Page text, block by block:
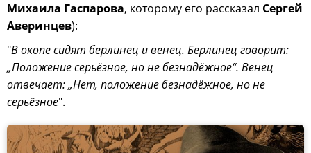
Михаила Гаспарова, которому его рассказал Сергей
Аверинцев):
"В окопе сидят берлинец и венец. Берлинец говорит:
„Положение серьёзное, но не безнадёжное“. Венец
отвечает: „Нет, положение безнадёжное, но не
серьёзное".